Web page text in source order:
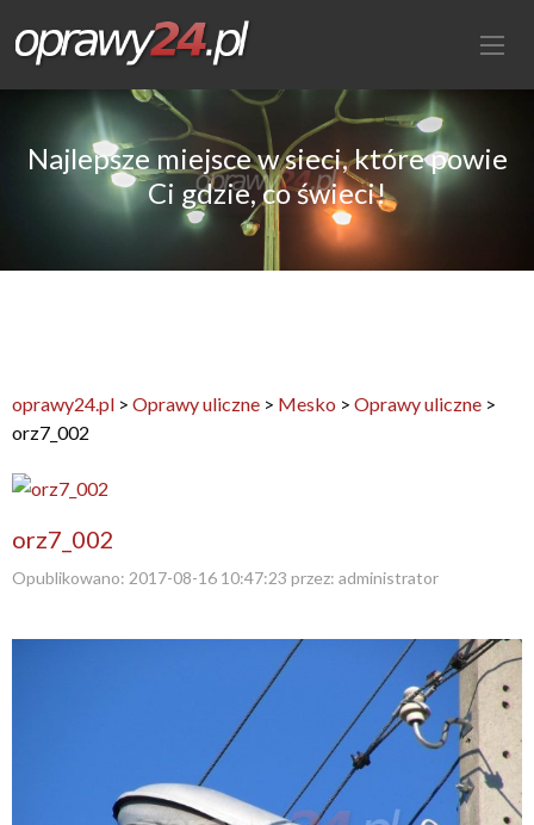
Najlepsze miejsce w sieci, które powie
Ci gdzie, co świeci!
oprawy24.pl > Oprawy uliczne > Mesko > Oprawy uliczne >
orz7_002
orz7_002
Opublikowano: 2017-08-16 10:47:23 przez: administrator